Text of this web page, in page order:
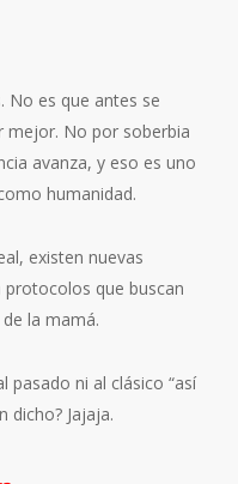
No es que antes se
mejor. No por soberbia
avanza, y eso es uno
humanidad.
existen nuevas
que buscan
la mamá.
pasado ni al clásico “así
dicho? Jajaja.